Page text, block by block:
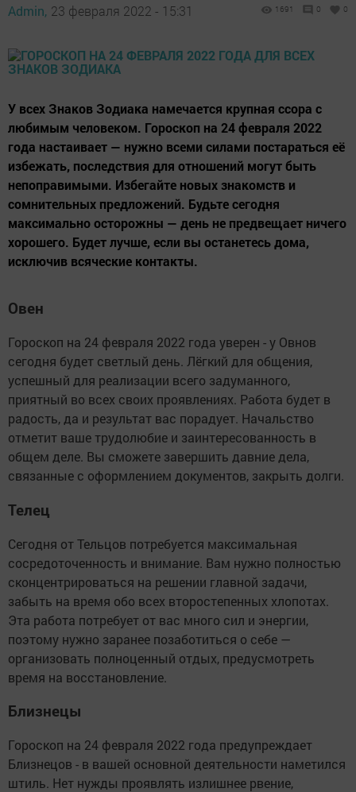
Admin, 23 февраля 2022 - 15:31 1691 0 0
У всех Знаков Зодиака намечается крупная ссора с
любимым человеком. Гороскоп на 24 февраля 2022
года настаивает — нужно всеми силами постараться её
избежать, последствия для отношений могут быть
непоправимыми. Избегайте новых знакомств и
сомнительных предложений. Будьте сегодня
максимально осторожны — день не предвещает ничего
хорошего. Будет лучше, если вы останетесь дома,
исключив всяческие контакты.
Овен
Гороскоп на 24 февраля 2022 года уверен - у Овнов
сегодня будет светлый день. Лёгкий для общения,
успешный для реализации всего задуманного,
приятный во всех своих проявлениях. Работа будет в
радость, да и результат вас порадует. Начальство
отметит ваше трудолюбие и заинтересованность в
общем деле. Вы сможете завершить давние дела,
связанные с оформлением документов, закрыть долги.
Телец
Сегодня от Тельцов потребуется максимальная
сосредоточенность и внимание. Вам нужно полностью
сконцентрироваться на решении главной задачи,
забыть на время обо всех второстепенных хлопотах.
Эта работа потребует от вас много сил и энергии,
поэтому нужно заранее позаботиться о себе —
организовать полноценный отдых, предусмотреть
время на восстановление.
Близнецы
Гороскоп на 24 февраля 2022 года предупреждает
Близнецов - в вашей основной деятельности наметился
штиль. Нет нужды проявлять излишнее рвение,